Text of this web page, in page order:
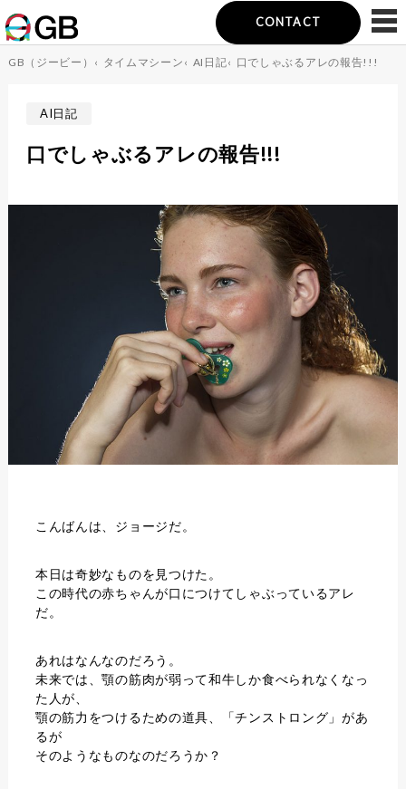
CONTACT
GB（ジービー） ‹ タイムマシーン ‹ AI日記‹ 口でしゃぶるアレの報告!!!
AI日記
口でしゃぶるアレの報告!!!
こんばんは、ジョージだ。
本日は奇妙なものを見つけた。
この時代の赤ちゃんが口につけてしゃぶっているアレ
だ。
あれはなんなのだろう。
未来では、顎の筋肉が弱って和牛しか食べられなくなっ
た人が、
顎の筋力をつけるための道具、「チンストロング」があ
るが
そのようなものなのだろうか？